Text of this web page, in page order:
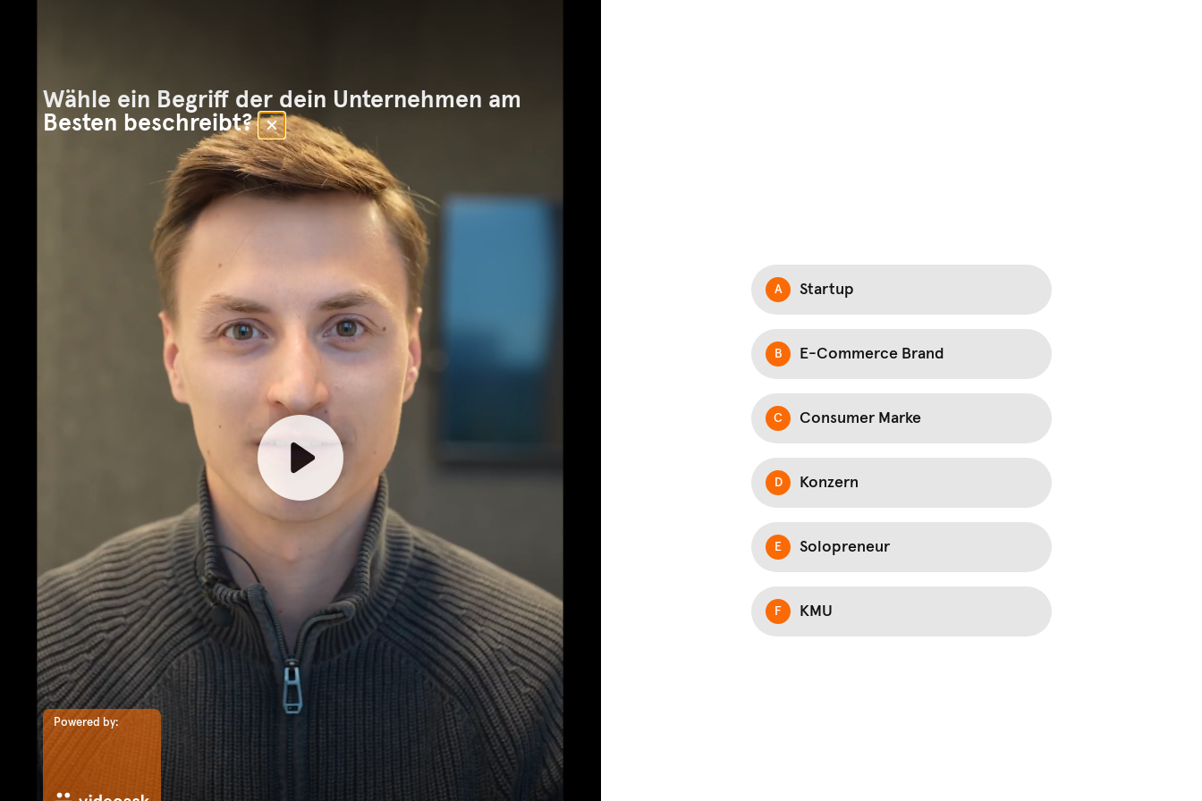
Wähle ein Begriff der dein Unternehmen am
Besten beschreibt?
Powered by:
A Startup
B E-Commerce Brand
C Consumer Marke
D Konzern
E Solopreneur
F KMU